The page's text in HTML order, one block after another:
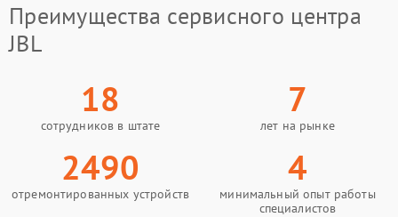
Преимущества сервисного центра
JBL
18
сотрудников в штате
7
лет на рынке
2490
отремонтированных устройств
4
минимальный опыт работы
специалистов